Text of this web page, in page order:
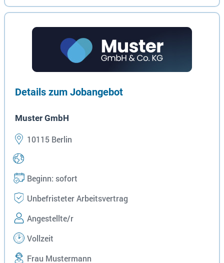
Details zum Jobangebot
Muster GmbH
10115 Berlin
Beginn: sofort
Unbefristeter Arbeitsvertrag
Angestellte/r
Vollzeit
Frau Mustermann